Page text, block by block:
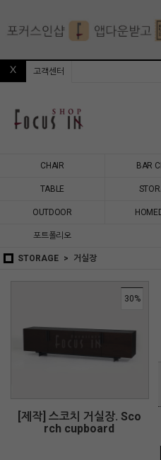
고객센터
CHAIR BAR
TABLE
OUTDOOR
포트폴리오
STORAGE 거실장
30%
[제작] 스코치 거실장. Sco
rch cupboard